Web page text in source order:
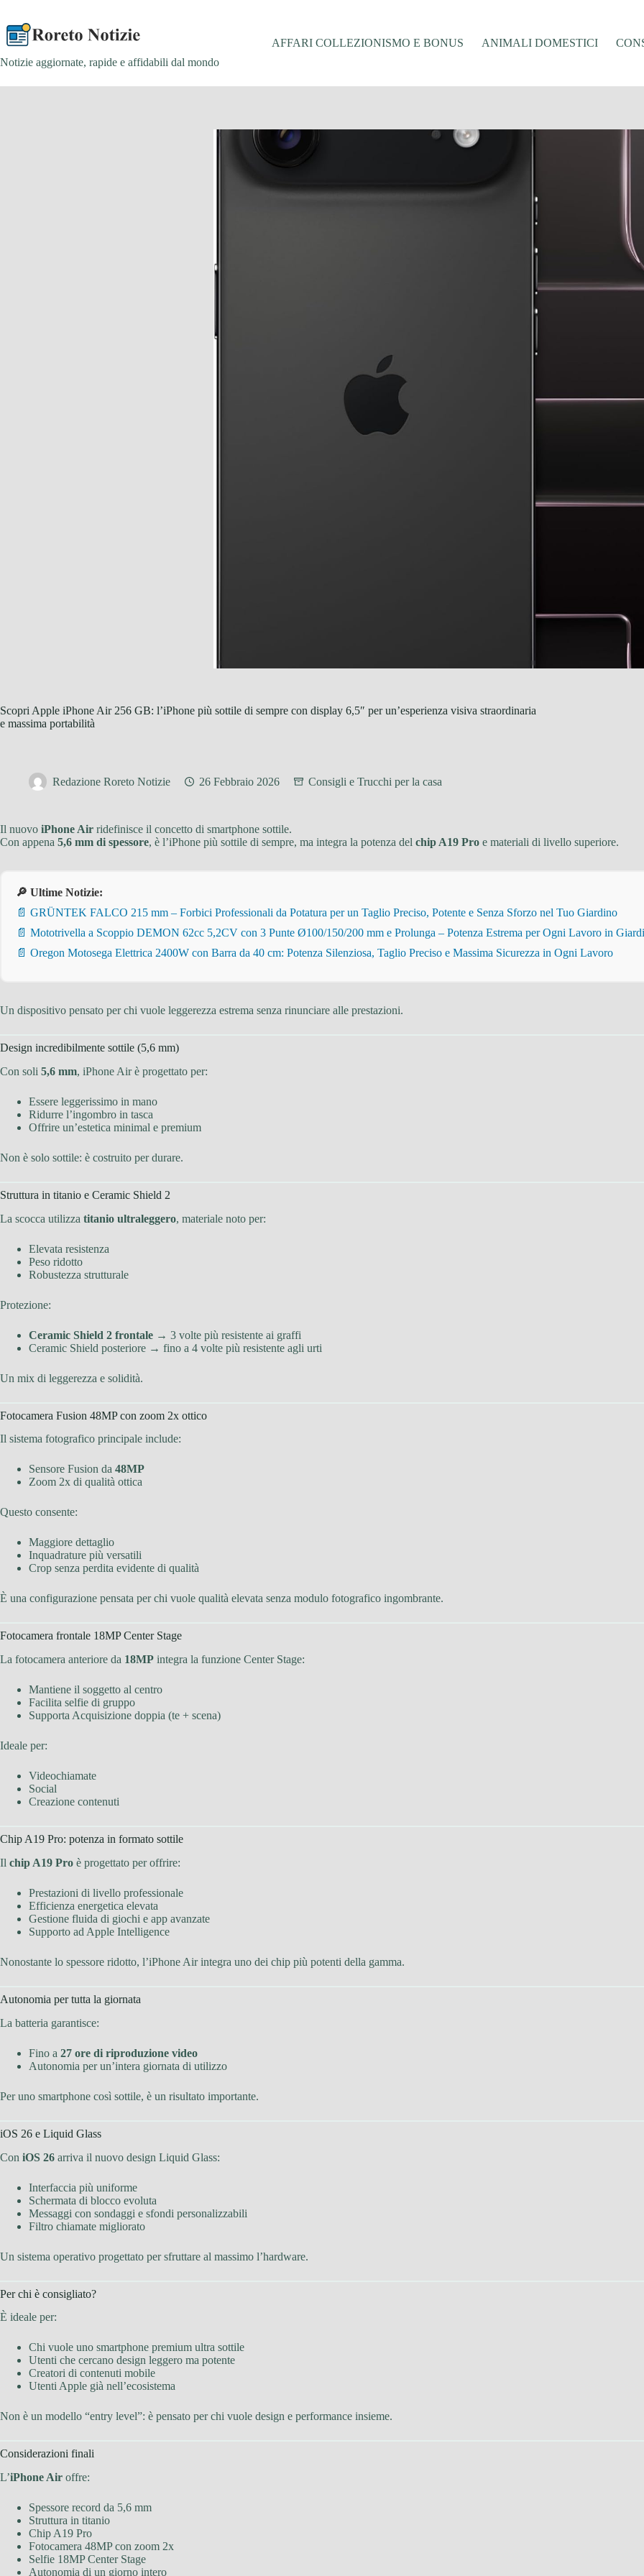
contenuto
Notizie aggiornate, rapide e affidabili dal mondo
AFFARI COLLEZIONISMO E BONUS ANIMALI DOMESTICI
Scopri Apple iPhone Air 256 GB: l’iPhone più sottile di sempre con display 6,5″ per un’esperienza visiva straordinaria
e massima portabilità
Redazione Roreto Notizie 26 Febbraio 2026 Consigli e Trucchi per la casa
Il nuovo iPhone Air ridefinisce il concetto di smartphone sottile.
Con appena 5,6 mm di spessore, è l’iPhone più sottile di sempre, ma integra la potenza del chip A19 Pro e materiali di livello superiore.
🔎 Ultime Notizie:
📄 GRÜNTEK FALCO 215 mm – Forbici Professionali da Potatura per un Taglio Preciso, Potente e Senza Sforzo nel Tuo Giardino
📄 Mototrivella a Scoppio DEMON 62cc 5,2CV con 3 Punte Ø100/150/200 mm e Prolunga – Potenza Estrema per Ogni Lavoro in
📄 Oregon Motosega Elettrica 2400W con Barra da 40 cm: Potenza Silenziosa, Taglio Preciso e Massima Sicurezza in Ogni Lavoro
Un dispositivo pensato per chi vuole leggerezza estrema senza rinunciare alle prestazioni.
Design incredibilmente sottile (5,6 mm)
Con soli 5,6 mm, iPhone Air è progettato per:
Essere leggerissimo in mano
Ridurre l’ingombro in tasca
Offrire un’estetica minimal e premium
Non è solo sottile: è costruito per durare.
Struttura in titanio e Ceramic Shield 2
La scocca utilizza titanio ultraleggero, materiale noto per:
Elevata resistenza
Peso ridotto
Robustezza strutturale
Protezione:
Ceramic Shield 2 frontale → 3 volte più resistente ai graffi
Ceramic Shield posteriore → fino a 4 volte più resistente agli urti
Un mix di leggerezza e solidità.
Fotocamera Fusion 48MP con zoom 2x ottico
Il sistema fotografico principale include:
Sensore Fusion da 48MP
Zoom 2x di qualità ottica
Questo consente:
Maggiore dettaglio
Inquadrature più versatili
Crop senza perdita evidente di qualità
È una configurazione pensata per chi vuole qualità elevata senza modulo fotografico ingombrante.
Fotocamera frontale 18MP Center Stage
La fotocamera anteriore da 18MP integra la funzione Center Stage:
Mantiene il soggetto al centro
Facilita selfie di gruppo
Supporta Acquisizione doppia (te + scena)
Ideale per:
Videochiamate
Social
Creazione contenuti
Chip A19 Pro: potenza in formato sottile
Il chip A19 Pro è progettato per offrire:
Prestazioni di livello professionale
Efficienza energetica elevata
Gestione fluida di giochi e app avanzate
Supporto ad Apple Intelligence
Nonostante lo spessore ridotto, l’iPhone Air integra uno dei chip più potenti della gamma.
Autonomia per tutta la giornata
La batteria garantisce:
Fino a 27 ore di riproduzione video
Autonomia per un’intera giornata di utilizzo
Per uno smartphone così sottile, è un risultato importante.
iOS 26 e Liquid Glass
Con iOS 26 arriva il nuovo design Liquid Glass:
Interfaccia più uniforme
Schermata di blocco evoluta
Messaggi con sondaggi e sfondi personalizzabili
Filtro chiamate migliorato
Un sistema operativo progettato per sfruttare al massimo l’hardware.
Per chi è consigliato?
È ideale per:
Chi vuole uno smartphone premium ultra sottile
Utenti che cercano design leggero ma potente
Creatori di contenuti mobile
Utenti Apple già nell’ecosistema
Non è un modello “entry level”: è pensato per chi vuole design e performance insieme.
Considerazioni finali
L’iPhone Air offre:
Spessore record da 5,6 mm
Struttura in titanio
Chip A19 Pro
Fotocamera 48MP con zoom 2x
Selfie 18MP Center Stage
Autonomia di un giorno intero